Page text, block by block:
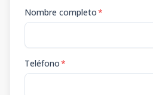
Nombre completo*
Teléfono*